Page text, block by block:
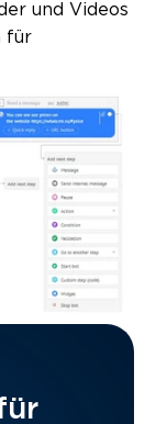
und Videos
für